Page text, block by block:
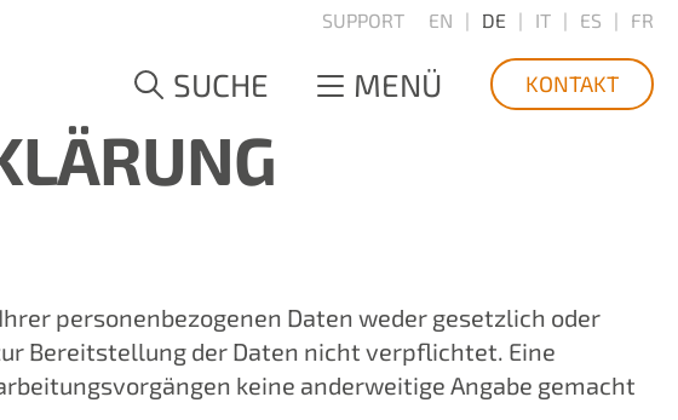
SUPPORT EN DE IT ES FR
SUCHE MENÜ KONTAKT
personenbezogenen Daten weder gesetzlich oder
Bereitstellung der Daten nicht verpflichtet. Eine
keine anderweitige Angabe gemacht